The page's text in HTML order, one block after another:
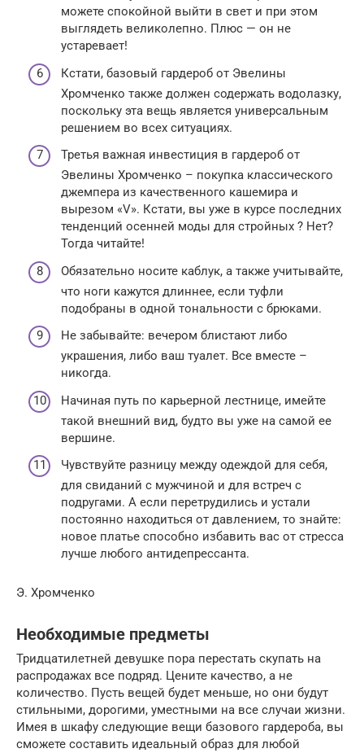
можете спокойной выйти в свет и при этом
выглядеть великолепно. Плюс — он не
устаревает!
Кстати, базовый гардероб от Эвелины
Хромченко также должен содержать водолазку,
поскольку эта вещь является универсальным
решением во всех ситуациях.
Третья важная инвестиция в гардероб от
Эвелины Хромченко – покупка классического
джемпера из качественного кашемира и
вырезом «V». Кстати, вы уже в курсе последних
тенденций осенней моды для стройных ? Нет?
Тогда читайте!
Обязательно носите каблук, а также учитывайте,
что ноги кажутся длиннее, если туфли
подобраны в одной тональности с брюками.
Не забывайте: вечером блистают либо
украшения, либо ваш туалет. Все вместе –
никогда.
Начиная путь по карьерной лестнице, имейте
такой внешний вид, будто вы уже на самой ее
вершине.
Чувствуйте разницу между одеждой для себя,
для свиданий с мужчиной и для встреч с
подругами. А если перетрудились и устали
постоянно находиться от давлением, то знайте:
новое платье способно избавить вас от стресса
лучше любого антидепрессанта.
Э. Хромченко
Необходимые предметы
Тридцатилетней девушке пора перестать скупать на
распродажах все подряд. Цените качество, а не
количество. Пусть вещей будет меньше, но они будут
стильными, дорогими, уместными на все случаи жизни.
Имея в шкафу следующие вещи базового гардероба, вы
сможете составить идеальный образ для любой